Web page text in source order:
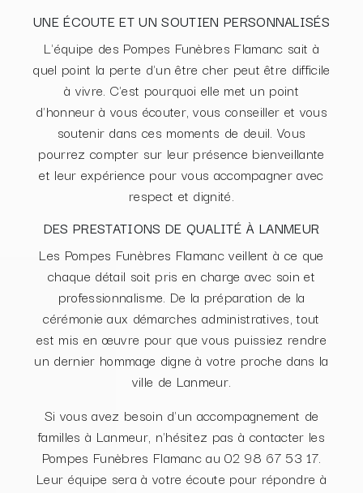
UNE ÉCOUTE ET UN SOUTIEN PERSONNALISÉS
L'équipe des Pompes Funèbres Flamanc sait à
quel point la perte d'un être cher peut être difficile
à vivre. C'est pourquoi elle met un point
d'honneur à vous écouter, vous conseiller et vous
soutenir dans ces moments de deuil. Vous
pourrez compter sur leur présence bienveillante
et leur expérience pour vous accompagner avec
respect et dignité.
DES PRESTATIONS DE QUALITÉ À LANMEUR
Les Pompes Funèbres Flamanc veillent à ce que
chaque détail soit pris en charge avec soin et
professionnalisme. De la préparation de la
cérémonie aux démarches administratives, tout
est mis en œuvre pour que vous puissiez rendre
un dernier hommage digne à votre proche dans la
ville de Lanmeur.
Si vous avez besoin d'un accompagnement de
familles à Lanmeur, n'hésitez pas à contacter les
Pompes Funèbres Flamanc au 02 98 67 53 17.
Leur équipe sera à votre écoute pour répondre à